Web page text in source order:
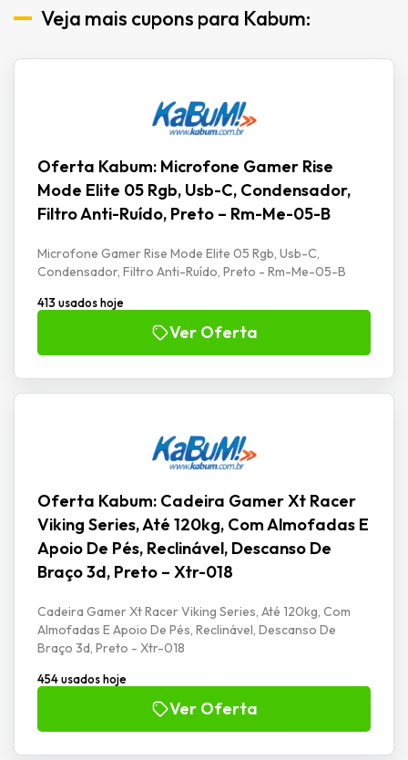
Veja mais cupons para Kabum:
Oferta Kabum: Microfone Gamer Rise
Mode Elite 05 Rgb, Usb-C, Condensador,
Filtro Anti-Ruído, Preto – Rm-Me-05-B
Microfone Gamer Rise Mode Elite 05 Rgb, Usb-C,
Condensador, Filtro Anti-Ruído, Preto - Rm-Me-05-B
413 usados hoje
Ver Oferta
Oferta Kabum: Cadeira Gamer Xt Racer
Viking Series, Até 120kg, Com Almofadas E
Apoio De Pés, Reclinável, Descanso De
Braço 3d, Preto – Xtr-018
Cadeira Gamer Xt Racer Viking Series, Até 120kg, Com
Almofadas E Apoio De Pés, Reclinável, Descanso De
Braço 3d, Preto - Xtr-018
454 usados hoje
Ver Oferta